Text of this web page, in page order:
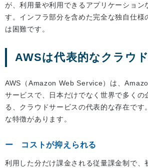
が、利用量や利用できるアプリケーション
す。インフラ部分を含めた完全な独自仕様
は困難です。
AWSは代表的なクラウ
AWS（Amazon Web Service）は、
サービスで、日本だけでなく世界で多くの
る、クラウドサービスの代表的な存在です
な特徴があります。
コストが抑えられる
利用した分だけ課金される従量課金制で、